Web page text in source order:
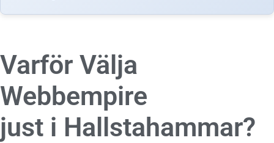
Varför Välja
Webbempire
just i Hallstahammar?